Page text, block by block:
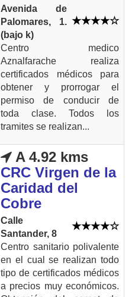
Avenida de
Palomares, 1.
(bajo k)
Centro medico
Aznalfarache realiza
certificados médicos para
obtener y prorrogar el
permiso de conducir de
toda clase. Todos los
tramites se realizan...
A 4.92 kms
CRC Virgen de la
Caridad del
Cobre
Calle
Santander, 8
Centro sanitario polivalente
en el cual se realizan todo
tipo de certificados médicos
a precios muy económicos.